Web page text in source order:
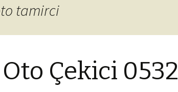
tamirci
Çekici 0532